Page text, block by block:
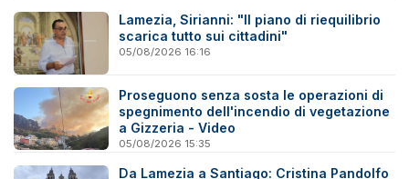
Lamezia, Sirianni: "Il piano di riequilibrio
scarica tutto sui cittadini"
05/08/2026 16:16
Proseguono senza sosta le operazioni di
spegnimento dell'incendio di vegetazione
a Gizzeria - Video
05/08/2026 15:35
Da Lamezia a Santiago: Cristina Pandolfo